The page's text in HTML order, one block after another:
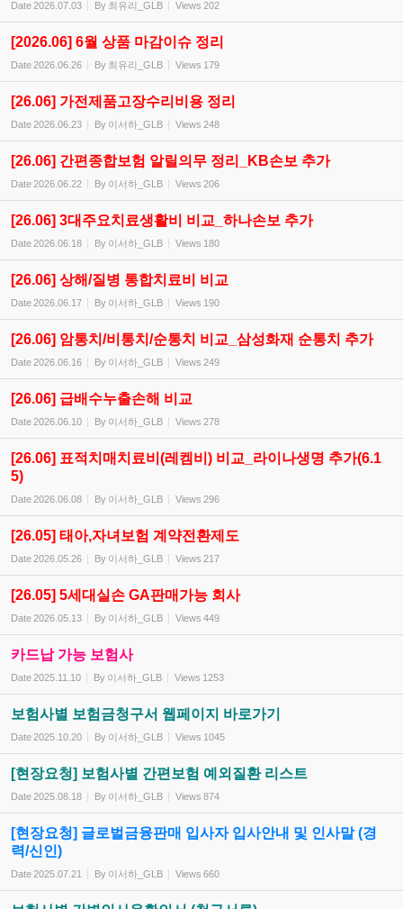
Date2026.07.03 By 최유리_GLB Views 202
[2026.06] 6월 상품 마감이슈 정리
Date2026.06.26 By 최유리_GLB Views 179
[26.06] 가전제품고장수리비용 정리
Date2026.06.23 By 이서하_GLB Views 248
[26.06] 간편종합보험 알릴의무 정리_KB손보 추가
Date2026.06.22 By 이서하_GLB Views 206
[26.06] 3대주요치료생활비 비교_하나손보 추가
Date2026.06.18 By 이서하_GLB Views 180
[26.06] 상해/질병 통합치료비 비교
Date2026.06.17 By 이서하_GLB Views 190
[26.06] 암통치/비통치/순통치 비교_삼성화재 순통치 추가
Date2026.06.16 By 이서하_GLB Views 249
[26.06] 급배수누출손해 비교
Date2026.06.10 By 이서하_GLB Views 278
[26.06] 표적치매치료비(레켐비) 비교_라이나생명 추가(6.1
5)
Date2026.06.08 By 이서하_GLB Views 296
[26.05] 태아,자녀보험 계약전환제도
Date2026.05.26 By 이서하_GLB Views 217
[26.05] 5세대실손 GA판매가능 회사
Date2026.05.13 By 이서하_GLB Views 449
카드납 가능 보험사
Date2025.11.10 By 이서하_GLB Views 1253
보험사별 보험금청구서 웹페이지 바로가기
Date2025.10.20 By 이서하_GLB Views 1045
[현장요청] 보험사별 간편보험 예외질환 리스트
Date2025.08.18 By 이서하_GLB Views 874
[현장요청] 글로벌금융판매 입사자 입사안내 및 인사말 (경
력/신인)
Date2025.07.21 By 이서하_GLB Views 660